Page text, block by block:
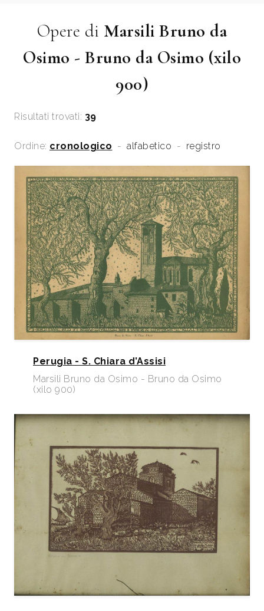
Opere di Marsili Bruno da
Osimo - Bruno da Osimo (xilo
900)
Risultati trovati: 39
Ordine: cronologico - alfabetico - registro
Perugia - S. Chiara d’Assisi
Marsili Bruno da Osimo - Bruno da Osimo
(xilo 900)